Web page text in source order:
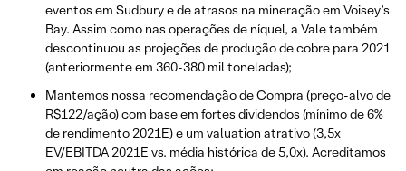
eventos em Sudbury e de atrasos na mineração em Voisey’s
Bay. Assim como nas operações de níquel, a Vale também
descontinuou as projeções de produção de cobre para 2021
(anteriormente em 360-380 mil toneladas);
Mantemos nossa recomendação de Compra (preço-alvo de
R$122/ação) com base em fortes dividendos (mínimo de 6%
de rendimento 2021E) e um valuation atrativo (3,5x
EV/EBITDA 2021E vs. média histórica de 5,0x). Acreditamos